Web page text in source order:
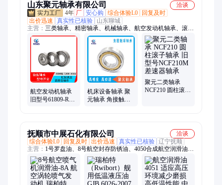
山东聚元轴承有限公司
洽谈
4年 厂 安心购 综合体验L0
回复及时
出价迅速
真实性已核验
山东聊城
主营： 三类轴承、精密轴承、机械轴承、航空发动机轴承、滚子
轴承、球面轴承、针刺机轴承、耐高温轴承、减速机轴承、高载
荷轴承、采煤机轴承、振动筛轴承、搅拌车轴承、轧钢机轴承、
起重机轴承、减速装置轴承、铁路车辆轴承、调心滚子轴承、深
沟球轴承、调心球轴承、圆锥滚子轴承、推力球轴承、外球面轴
承、角接触球轴承、圆柱滚子轴承、薄壁轴承
航空发动机轴承
旧型号61809-RS
机床设备轴承 聚
元轴承 角接触球
聚元二类轴承
NCF210 圆柱滚子
抚顺市中展石化有限公司
洽谈
综合体验L0
回复及时 出价迅速 真实性已核验 辽宁抚顺
主营： 1号罗盘油、8号航空封存防锈油、4050合成航空润滑油、
10号航空液压油、15号航空液压油、8号喷气机润滑油、20号航
空润滑油、4106合成航空润滑油